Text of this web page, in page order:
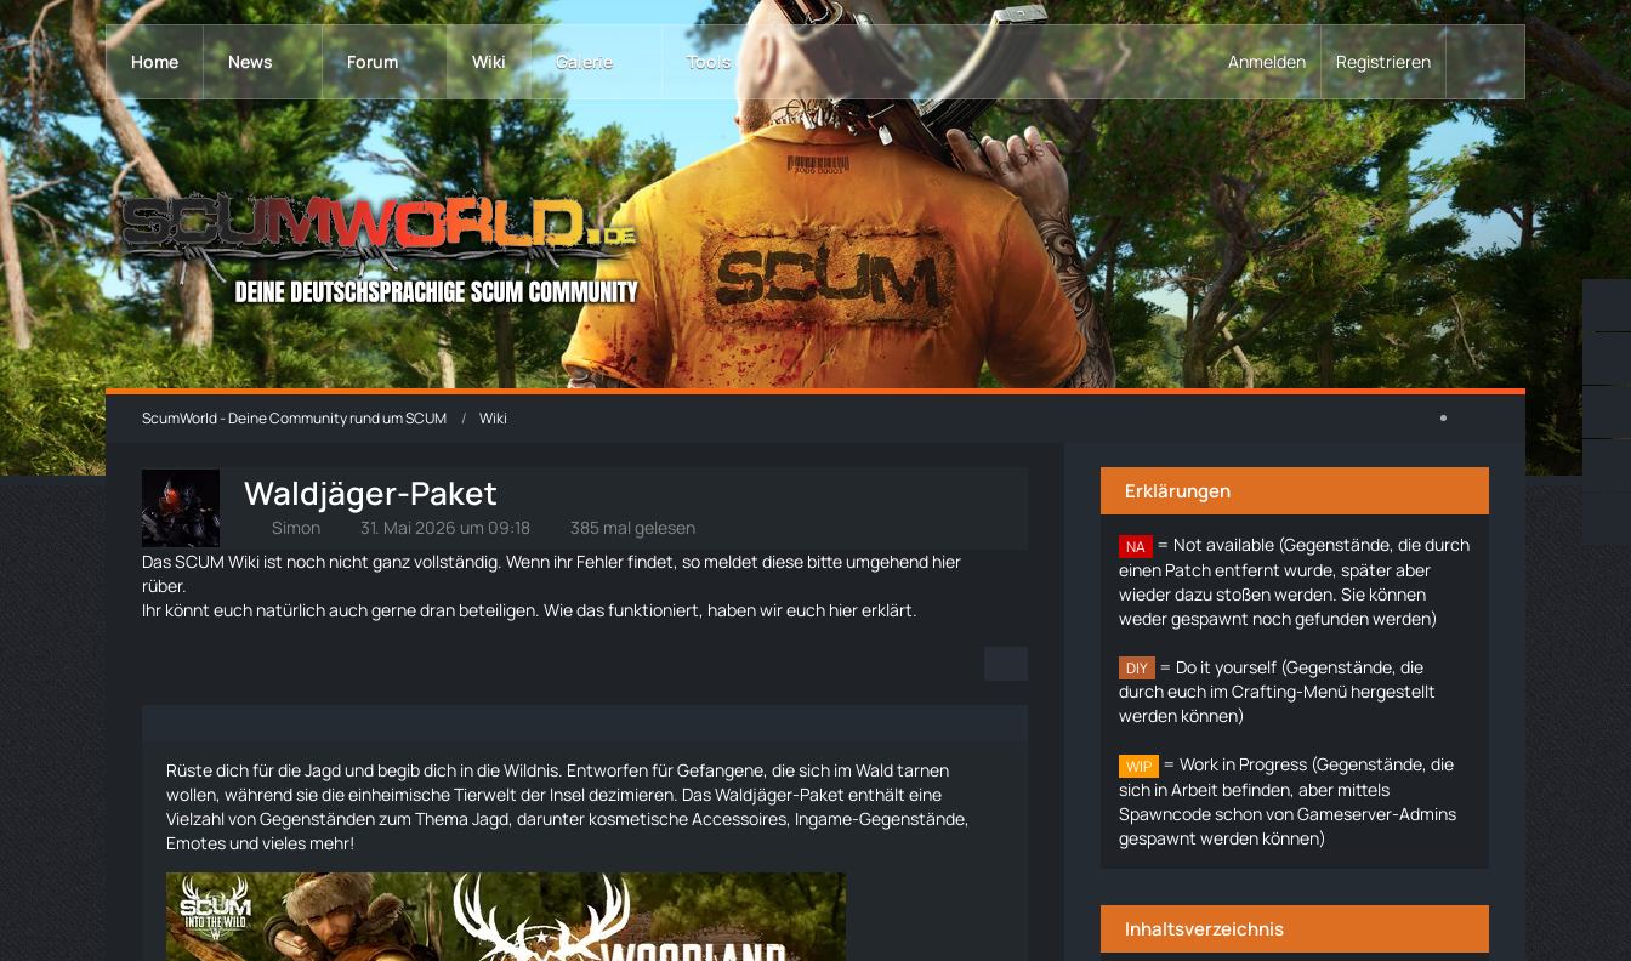
Home News Forum Wiki Galerie Tools Anmelden Registrieren
ScumWorld - Deine Community rund um SCUM Wiki
Waldjäger-Paket
Simon 31. Mai 2026 um 09:18
385 mal gelesen
Das SCUM Wiki ist noch nicht ganz vollständig. Wenn ihr Fehler findet, so meldet diese bitte umgehend hier
rüber.
Ihr könnt euch natürlich auch gerne dran beteiligen. Wie das funktioniert, haben wir euch hiererklärt.
Rüste dich für die Jagd und begib dich in die Wildnis. Entworfen für Gefangene, die sich im Wald tarnen
wollen, während sie die einheimische Tierwelt der Insel dezimieren. Das Waldjäger-Paket enthält eine
Vielzahl von Gegenständen zum Thema Jagd, darunter kosmetische Accessoires, Ingame-Gegenstände,
Emotes und vieles mehr!
Erklärungen
NA
= Not available (Gegenstände, die durch
einen Patch entfernt wurde, später aber
wieder dazu stoßen werden. Sie können
weder gespawnt noch gefunden werden)
DIY
= Do it yourself (Gegenstände, die
durch euch im Crafting-Menü hergestellt
werden können)
WIP
= Work in Progress (Gegenstände, die
sich in Arbeit befinden, aber mittels
Spawncode schon von Gameserver-Admins
gespawnt werden können)
Inhaltsverzeichnis